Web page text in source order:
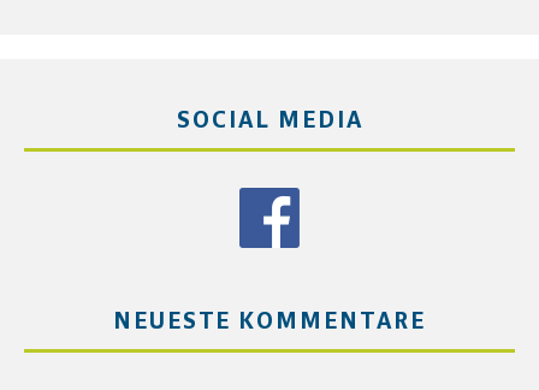
SOCIAL MEDIA
NEUESTE KOMMENTARE